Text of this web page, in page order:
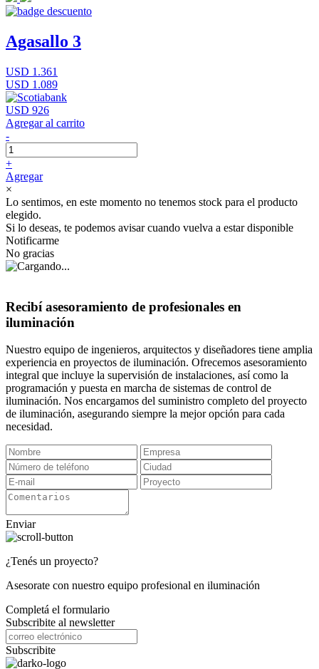
Agasallo 3
USD 1.361
USD 1.089
USD 926
Agregar al carrito
-
+
Agregar
×
Lo sentimos, en este momento no tenemos stock para el producto
elegido.
Si lo deseas, te podemos avisar cuando vuelva a estar disponible
Notificarme
No gracias
Recibí asesoramiento de profesionales en
iluminación
Nuestro equipo de ingenieros, arquitectos y diseñadores tiene amplia
experiencia en proyectos de iluminación. Ofrecemos asesoramiento
integral que incluye la supervisión de instalaciones, así como la
programación y puesta en marcha de sistemas de control de
iluminación. Nos encargamos del suministro completo del proyecto
de iluminación, asegurando siempre la mejor opción para cada
necesidad.
Enviar
¿Tenés un proyecto?
Asesorate con nuestro equipo profesional en iluminación
Completá el formulario
Subscribite al newsletter
Subscribite